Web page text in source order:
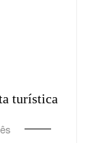
turística